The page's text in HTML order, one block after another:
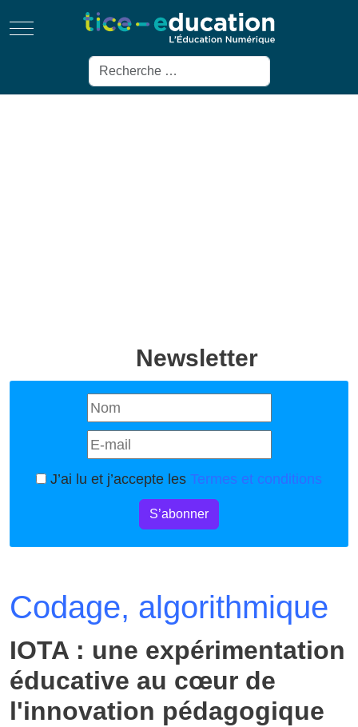
Mobile Menu Toggle
Rechercher
Newsletter
J’ai lu et j’accepte les Termes et conditions
S’abonner
Codage, algorithmique
IOTA : une expérimentation
éducative au cœur de
l'innovation pédagogique